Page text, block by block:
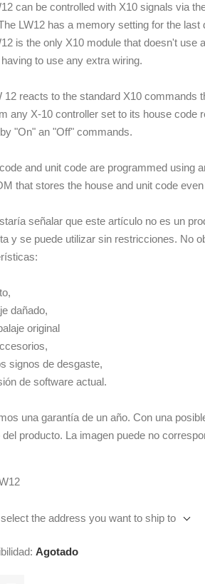
can be controlled with X10 signals via
LW12 has a memory setting for the
is the only X10 module that doesn't
to use any extra wiring.
12 reacts to the standard X10 commands
any X-10 controller set to its house code
"On" an "Off" commands.
and unit code are programmed using
that stores the house and unit code
señalar que este artículo no es un
y se puede utilizar sin restricciones. No
dañado,
original
signos de desgaste,
de software actual.
una garantía de un año. Con una
producto. La imagen puede no
the address you want to ship to
Agotado